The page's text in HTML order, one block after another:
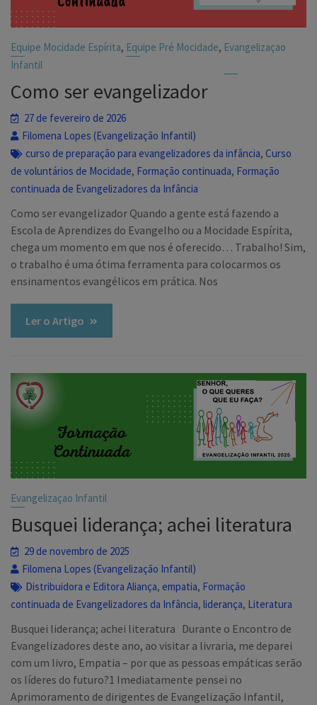
Equipe Mocidade Espírita, Equipe Pré Mocidade, Evangelizaçao
Infantil
Como ser evangelizador
27 de fevereiro de 2026
Filomena Lopes (Evangelização Infantil)
curso de preparação para evangelizadores da infância,Curso
de voluntários de Mocidade, Formação continuada, Formação
continuada de Evangelizadores da Infância
Como ser evangelizador Quando a gente está fazendo a
Escola de Aprendizes do Evangelho ou a Mocidade Espírita,
chega um momento em que nos é oferecido… Trabalho! Sim,
o trabalho é uma ótima ferramenta para colocarmos os
ensinamentos evangélicos em prática. Nos
Ler o Artigo
Evangelizaçao Infantil
Busquei liderança; achei literatura
29 de novembro de 2025
Filomena Lopes (Evangelização Infantil)
Distribuidora e Editora Aliança, empatia, Formação
continuada de Evangelizadores da Infância,liderança, Literatura
Busquei liderança; achei literatura Durante o Encontro de
Evangelizadores deste ano, ao visitar a livraria, me deparei
com um livro, Empatia – por que as pessoas empáticas serão
os líderes do futuro?1 Imediatamente pensei no
Aprimoramento de dirigentes de Evangelização Infantil,